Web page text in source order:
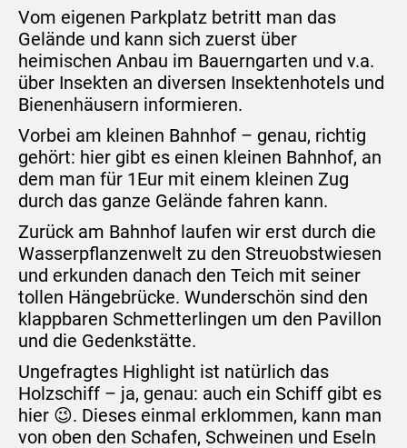
Vom eigenen Parkplatz betritt man das
Gelände und kann sich zuerst über
heimischen Anbau im Bauerngarten und v.a.
über Insekten an diversen Insektenhotels und
Bienenhäusern informieren.
Vorbei am kleinen Bahnhof – genau, richtig
gehört: hier gibt es einen kleinen Bahnhof, an
dem man für 1Eur mit einem kleinen Zug
durch das ganze Gelände fahren kann.
Zurück am Bahnhof laufen wir erst durch die
Wasserpflanzenwelt zu den Streuobstwiesen
und erkunden danach den Teich mit seiner
tollen Hängebrücke. Wunderschön sind den
klappbaren Schmetterlingen um den Pavillon
und die Gedenkstätte.
Ungefragtes Highlight ist natürlich das
Holzschiff – ja, genau: auch ein Schiff gibt es
hier 😉. Dieses einmal erklommen, kann man
von oben den Schafen, Schweinen und Eseln